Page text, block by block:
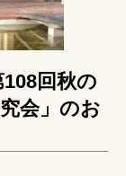
108回秋の
会」のお